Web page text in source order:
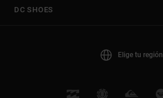
DC SHOES
Elige tu región